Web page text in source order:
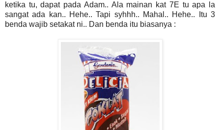
ketika tu, dapat pada Adam.. Ala mainan kat 7E tu apa la
sangat ada kan.. Hehe.. Tapi syhhh.. Mahal.. Hehe.. Itu 3
benda wajib setakat ni.. Dan benda itu biasanya :